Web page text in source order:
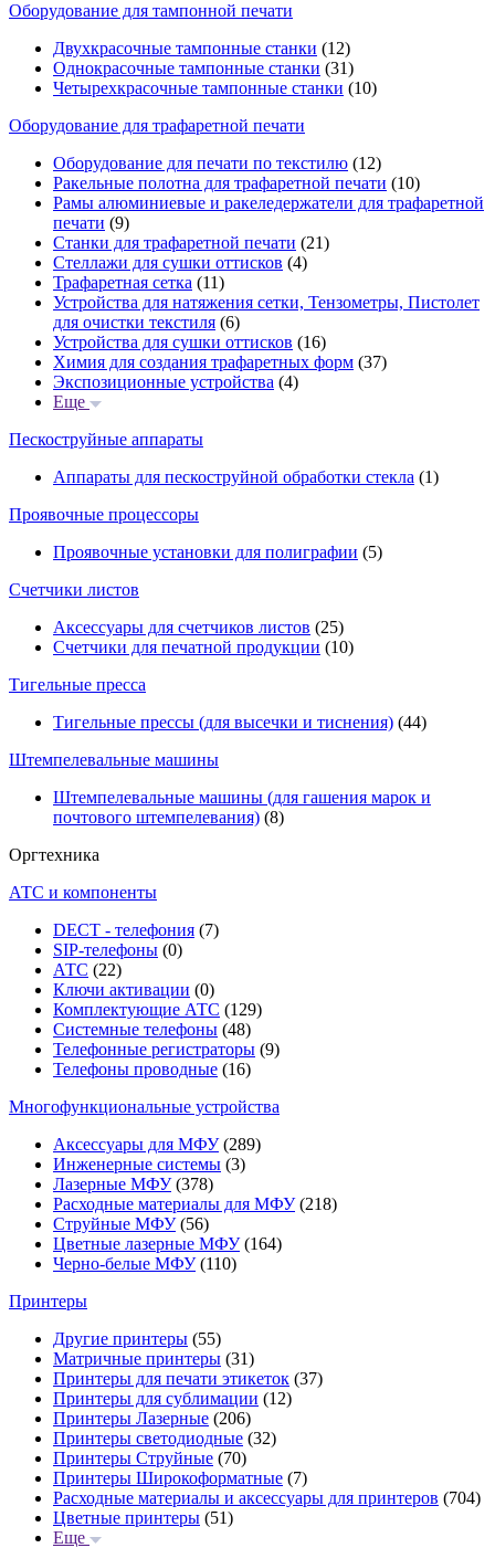
Оборудование для тампонной печати
Двухкрасочные тампонные станки (12)
Однокрасочные тампонные станки (31)
Четырехкрасочные тампонные станки (10)
Оборудование для трафаретной печати
Оборудование для печати по текстилю (12)
Ракельные полотна для трафаретной печати (10)
Рамы алюминиевые и ракеледержатели для трафаретной
печати (9)
Станки для трафаретной печати (21)
Стеллажи для сушки оттисков (4)
Трафаретная сетка (11)
Устройства для натяжения сетки, Тензометры, Пистолет
для очистки текстиля (6)
Устройства для сушки оттисков (16)
Химия для создания трафаретных форм (37)
Экспозиционные устройства (4)
Еще
Пескоструйные аппараты
Аппараты для пескоструйной обработки стекла (1)
Проявочные процессоры
Проявочные установки для полиграфии (5)
Счетчики листов
Аксессуары для счетчиков листов (25)
Счетчики для печатной продукции (10)
Тигельные пресса
Тигельные прессы (для высечки и тиснения) (44)
Штемпелевальные машины
Штемпелевальные машины (для гашения марок и
почтового штемпелевания) (8)
Оргтехника
АТС и компоненты
DECT - телефония (7)
SIP-телефоны (0)
АТС (22)
Ключи активации (0)
Комплектующие АТС (129)
Системные телефоны (48)
Телефонные регистраторы (9)
Телефоны проводные (16)
Многофункциональные устройства
Аксессуары для МФУ(289)
Инженерные системы (3)
Лазерные МФУ(378)
Расходные материалы для МФУ(218)
Струйные МФУ(56)
Цветные лазерные МФУ(164)
Черно-белые МФУ(110)
Принтеры
Другие принтеры (55)
Матричные принтеры (31)
Принтеры для печати этикеток (37)
Принтеры для сублимации (12)
Принтеры Лазерные (206)
Принтеры светодиодные (32)
Принтеры Струйные (70)
Принтеры Широкоформатные (7)
Расходные материалы и аксессуары для принтеров (704)
Цветные принтеры (51)
Еще